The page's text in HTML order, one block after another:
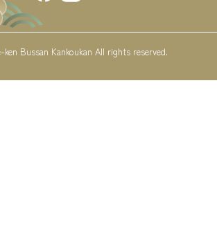
Bussan Kankoukan All rights reserved.